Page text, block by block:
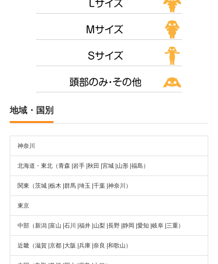
地域・国別
神奈川
北海道・東北（青森 |岩手 |秋田 |宮城 |山形 |福島）
関東（茨城 |栃木 |群馬 |埼玉 |千葉 |神奈川）
東京
中部（新潟 |富山 |石川 |福井 |山梨 |長野 |静岡 |愛知 |岐阜 |三重）
近畿（滋賀 |京都 |大阪 |兵庫 |奈良 |和歌山）